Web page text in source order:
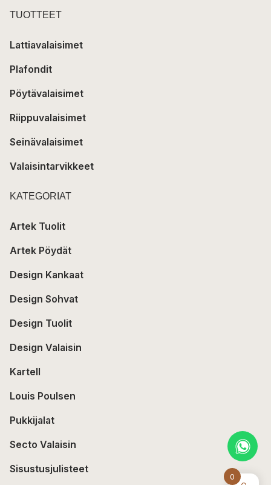
0
TUOTTEET
Lattiavalaisimet
Plafondit
Pöytävalaisimet
Riippuvalaisimet
Seinävalaisimet
Valaisintarvikkeet
KATEGORIAT
Artek Tuolit
Artek Pöydät
Design Kankaat
Design Sohvat
Design Tuolit
Design Valaisin
Kartell
Louis Poulsen
Pukkijalat
Secto Valaisin
Sisustusjulisteet